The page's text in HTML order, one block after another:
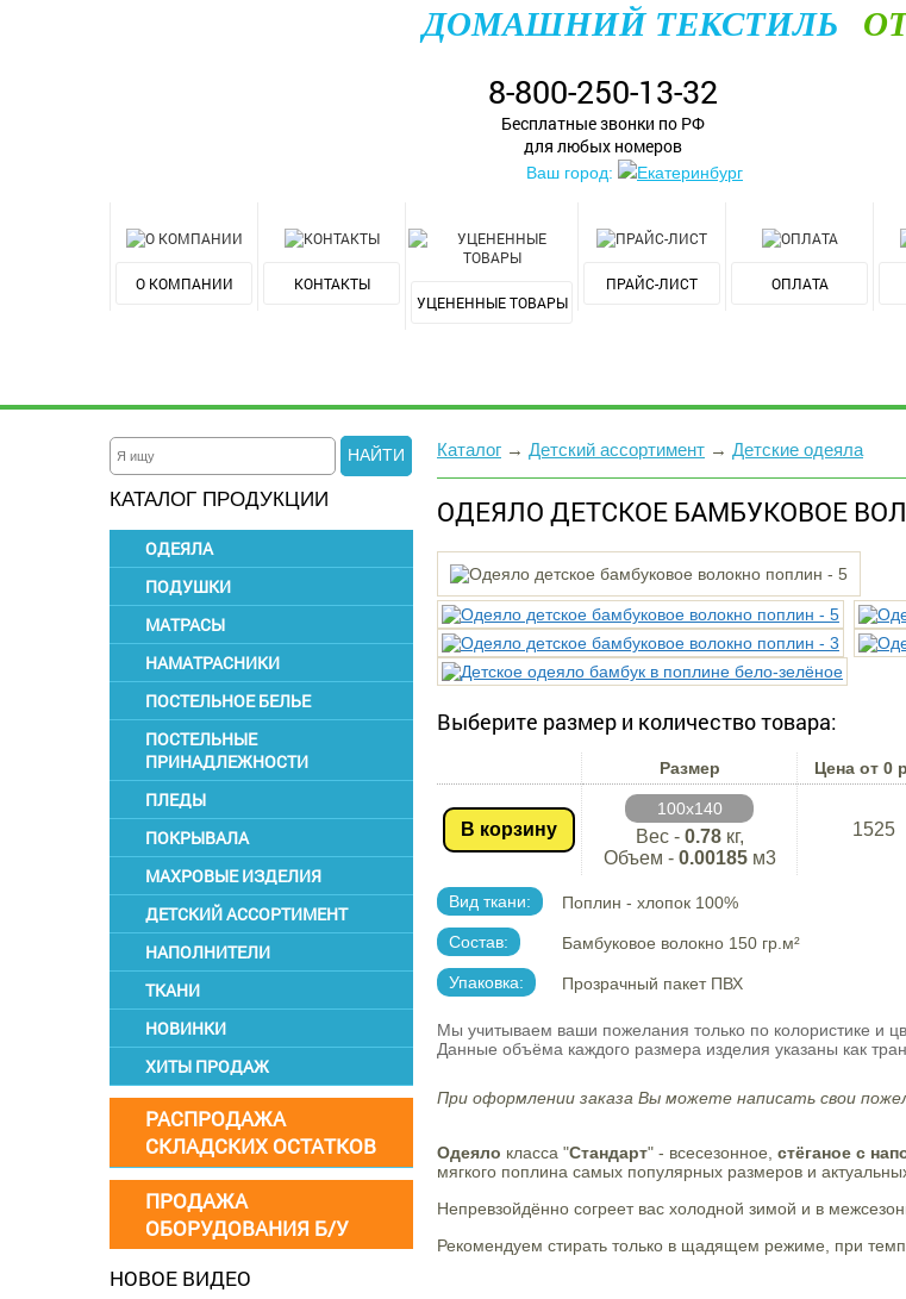
ДОМАШНИЙ ТЕКСТИЛЬ
8-800-250-13-32
Бесплатные звонки по РФ
для любых номеров
Ваш город: Екатеринбург
О КОМПАНИИ
КОНТАКТЫ
УЦЕНЕННЫЕ ТОВАРЫ
ПРАЙС-ЛИСТ ОПЛАТА
НАЙТИ
КАТАЛОГ ПРОДУКЦИИ
ОДЕЯЛА
ПОДУШКИ
МАТРАСЫ
НАМАТРАСНИКИ
ПОСТЕЛЬНОЕ БЕЛЬЕ
ПОСТЕЛЬНЫЕ
ПРИНАДЛЕЖНОСТИ
ПЛЕДЫ
ПОКРЫВАЛА
МАХРОВЫЕ ИЗДЕЛИЯ
ДЕТСКИЙ АССОРТИМЕНТ
НАПОЛНИТЕЛИ
ТКАНИ
НОВИНКИ
ХИТЫ ПРОДАЖ
РАСПРОДАЖА
СКЛАДСКИХ ОСТАТКОВ
ПРОДАЖА
ОБОРУДОВАНИЯ Б/У
НОВОЕ ВИДЕО
Каталог → Детский ассортимент → Детские одеяла
ОДЕЯЛО ДЕТСКОЕ БАМБУКОВОЕ
Выберите размер и количество товара:
Размер Цена от 0
В корзину
100х140
Вес - 0.78кг,
Объем - 0.00185м3
1525
Вид ткани: Поплин - хлопок 100%
Состав: Бамбуковое волокно 150 гр.м²
Упаковка: Прозрачный пакет ПВХ
Мы учитываем ваши пожелания только по колористике и
Данные объёма каждого размера изделия указаны как
При оформлении заказа Вы можете написать свои
Одеяло класса "Стандарт" - всесезонное, стёганое с
мягкого поплина самых популярных размеров и
Непревзойдённо согреет вас холодной зимой и в
Рекомендуем стирать только в щадящем режиме, при